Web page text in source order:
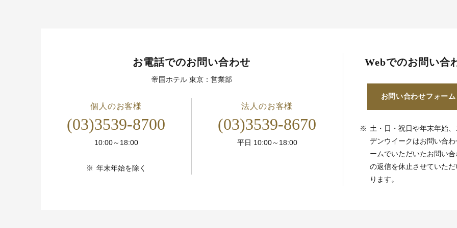
お電話でのお問い合わせ
帝国ホテル 東京：営業部
個人のお客様
(03)3539-8700
10:00～18:00
※ 年末年始を除く
法人のお客様
(03)3539-8670
平日 10:00～18:00
Webでのお問い合
お問い合わせフォーム
※ 土・日・祝日や年末年始
デンウイークはお問い合わ
ームでいただいたお問い
の返信を休止させていただ
ります。